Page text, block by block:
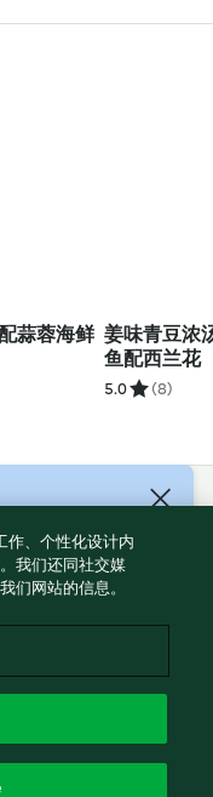
蒜蓉海鲜 姜味青豆浓
鱼配西兰花
5.0 (8)
海)有限公司 版权所有
作、个性化设计内
我们还同社交媒
们网站的信息。